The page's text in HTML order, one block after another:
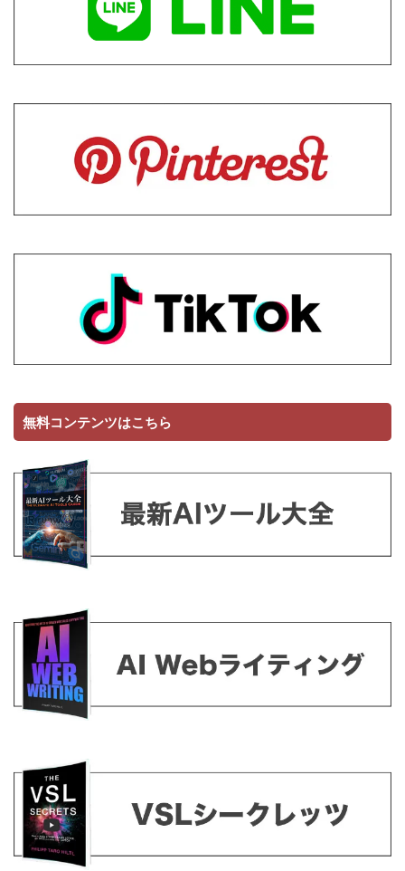
無料コンテンツはこちら